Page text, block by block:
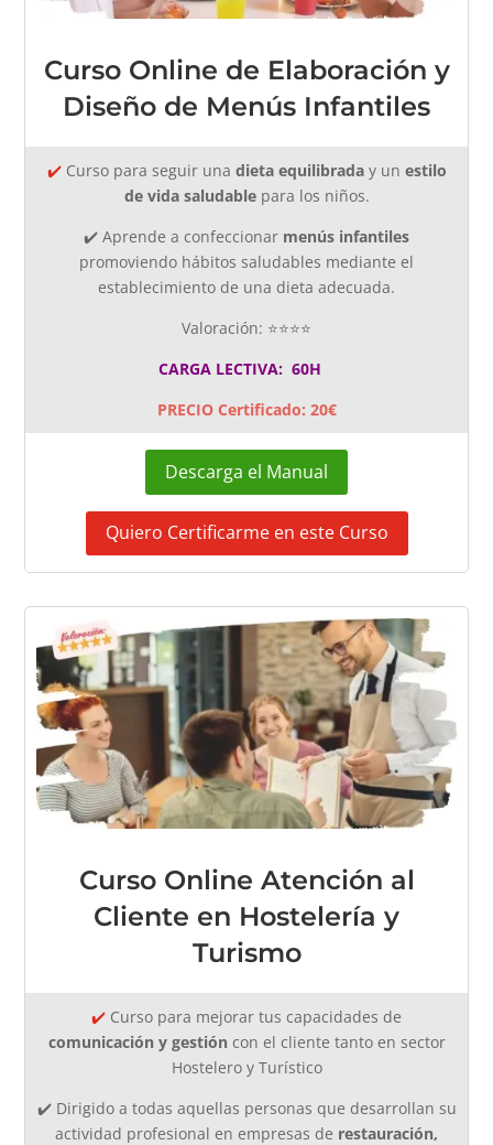
Curso Online de Elaboración y
Diseño de Menús Infantiles
✔️Curso para seguir una dieta equilibraday un estilo
de vida saludable para los niños.
✔️ Aprende a confeccionar menús infantiles
promoviendo hábitos saludables mediante el
establecimiento de una dieta adecuada.
Valoración: ⭐⭐⭐⭐
CARGA LECTIVA: 60H
PRECIO Certificado: 20€
Descarga el Manual
Quiero Certificarme en este Curso
Curso Online Atención al
Cliente en Hostelería y
Turismo
✔️ Curso para mejorar tus capacidades de
comunicación y gestión con el cliente tanto en sector
Hostelero y Turístico
✔️ Dirigido a todas aquellas personas que desarrollan su
actividad profesional en empresas de restauración,